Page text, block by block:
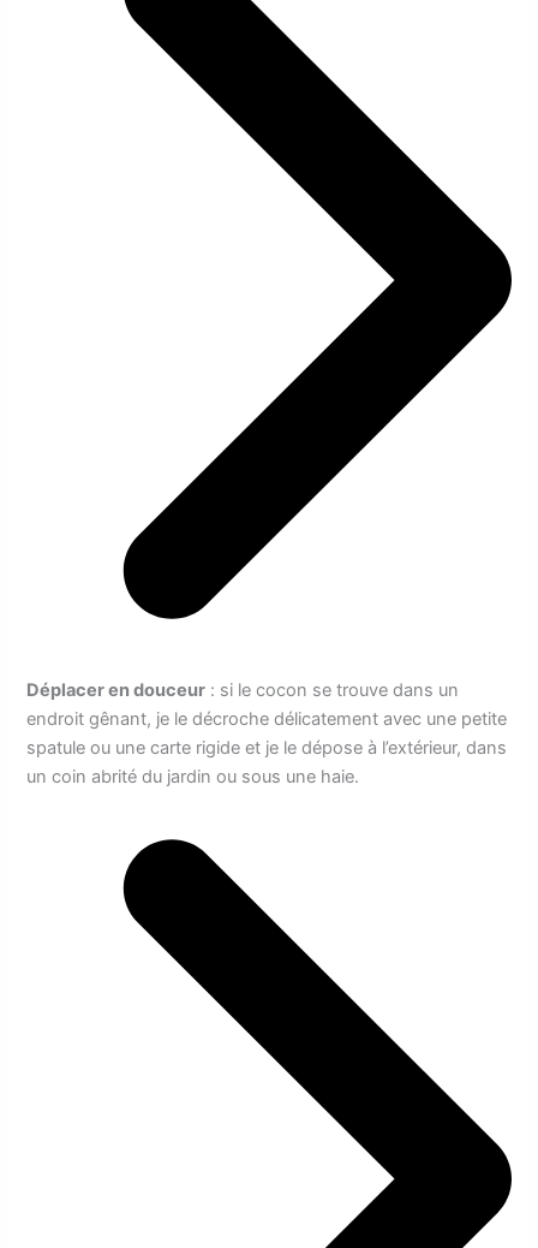
Déplacer en douceur : si le cocon se trouve dans un
endroit gênant, je le décroche délicatement avec une petite
spatule ou une carte rigide et je le dépose à l’extérieur, dans
un coin abrité du jardin ou sous une haie.